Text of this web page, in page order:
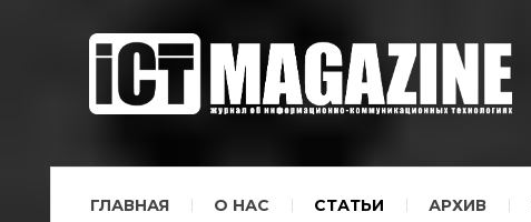
ГЛАВНАЯ О НАС СТАТЬИ АРХИВ